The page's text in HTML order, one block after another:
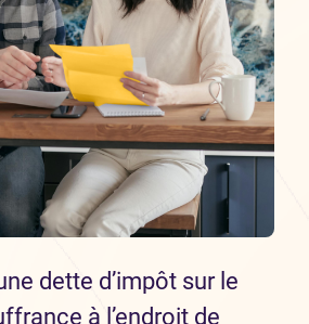
dette d’impôt sur le
à l’endroit de